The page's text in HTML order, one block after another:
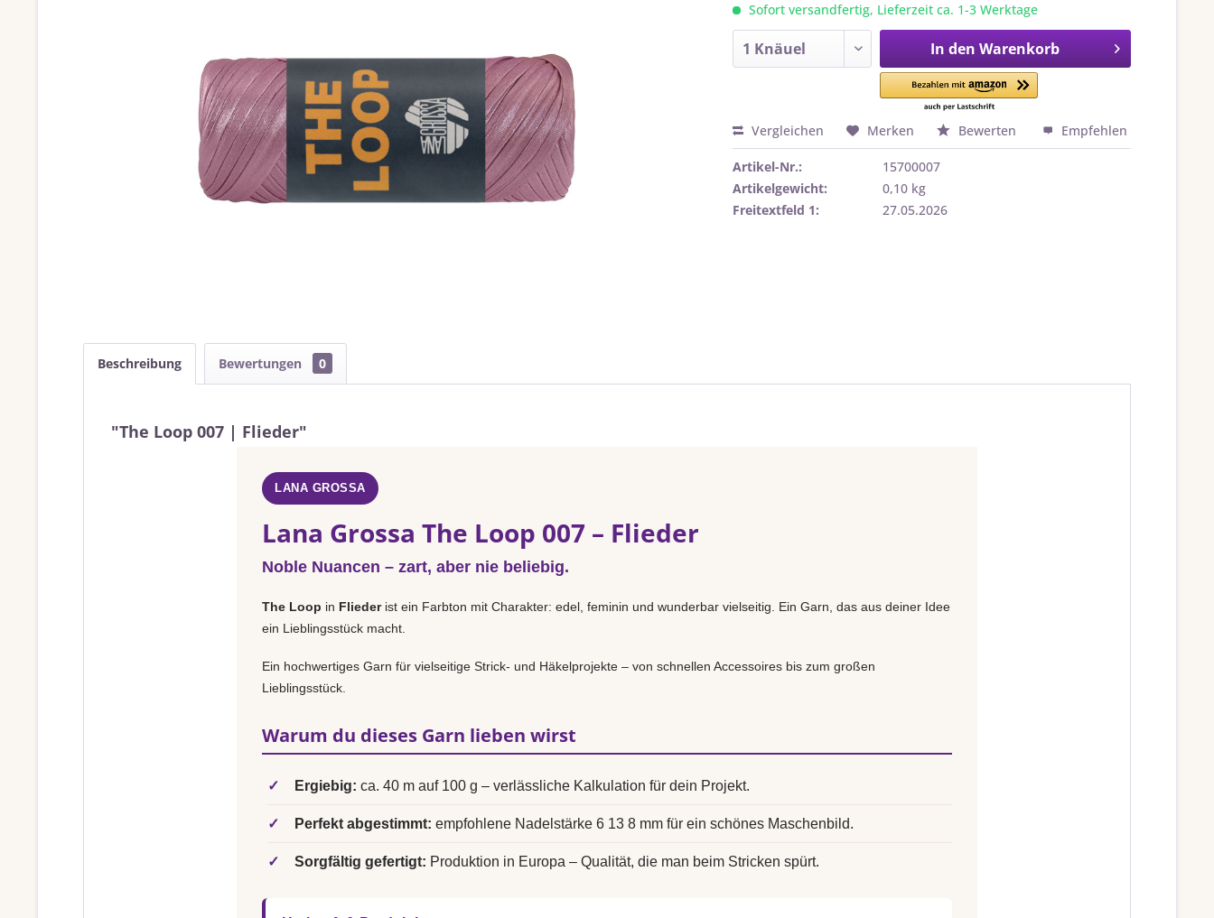
Sofort versandfertig, Lieferzeit ca. 1-3 Werktage
In den Warenkorb
Vergleichen Merken Bewerten Empfehlen
Artikel-Nr.:
15700007
Artikelgewicht:
0,10 kg
Freitextfeld 1:
27.05.2026
Beschreibung Bewertungen 0
"The Loop 007 | Flieder"
LANA GROSSA
Lana Grossa The Loop 007 – Flieder
Noble Nuancen – zart, aber nie beliebig.
The Loop in Fliederist ein Farbton mit Charakter: edel, feminin und wunderbar vielseitig. Ein Garn, das aus deiner Idee
ein Lieblingsstück macht.
Ein hochwertiges Garn für vielseitige Strick- und Häkelprojekte – von schnellen Accessoires bis zum großen
Lieblingsstück.
Warum du dieses Garn lieben wirst
✓ Ergiebig: ca. 40 m auf 100 g – verlässliche Kalkulation für dein Projekt.
✓ Perfekt abgestimmt: empfohlene Nadelstärke 6 13 8 mm für ein schönes Maschenbild.
✓ Sorgfältig gefertigt: Produktion in Europa – Qualität, die man beim Stricken spürt.